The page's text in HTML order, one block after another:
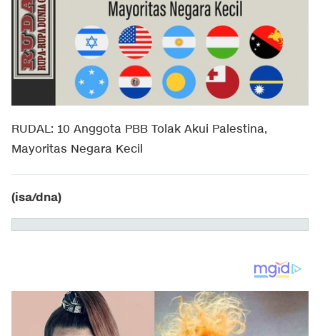
RUDAL: 10 Anggota PBB Tolak Akui Palestina,
Mayoritas Negara Kecil
(isa/dna)